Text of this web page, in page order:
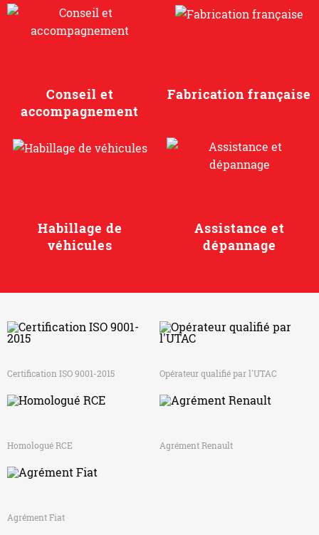
Conseil et
accompagnement
Fabrication française
Habillage de
véhicules
Assistance et
dépannage
Certification ISO 9001-2015 Opérateur qualifié par l'UTAC
Homologué RCE Agrément Renault
Agrément Fiat